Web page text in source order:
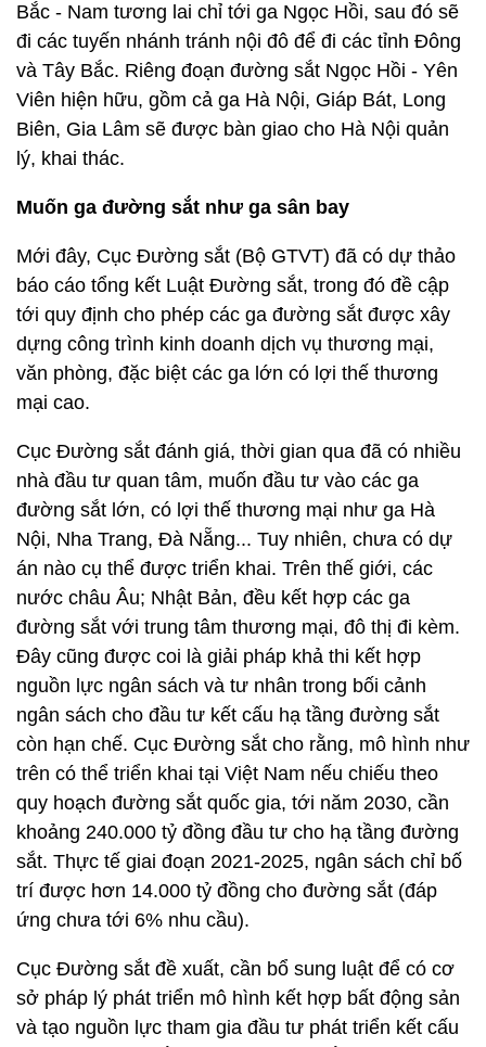
Bắc - Nam tương lai chỉ tới ga Ngọc Hồi, sau đó sẽ
đi các tuyến nhánh tránh nội đô để đi các tỉnh Đông
và Tây Bắc. Riêng đoạn đường sắt Ngọc Hồi - Yên
Viên hiện hữu, gồm cả ga Hà Nội, Giáp Bát, Long
Biên, Gia Lâm sẽ được bàn giao cho Hà Nội quản
lý, khai thác.
Muốn ga đường sắt như ga sân bay
Mới đây, Cục Đường sắt (Bộ GTVT) đã có dự thảo
báo cáo tổng kết Luật Đường sắt, trong đó đề cập
tới quy định cho phép các ga đường sắt được xây
dựng công trình kinh doanh dịch vụ thương mại,
văn phòng, đặc biệt các ga lớn có lợi thế thương
mại cao.
Cục Đường sắt đánh giá, thời gian qua đã có nhiều
nhà đầu tư quan tâm, muốn đầu tư vào các ga
đường sắt lớn, có lợi thế thương mại như ga Hà
Nội, Nha Trang, Đà Nẵng... Tuy nhiên, chưa có dự
án nào cụ thể được triển khai. Trên thế giới, các
nước châu Âu; Nhật Bản, đều kết hợp các ga
đường sắt với trung tâm thương mại, đô thị đi kèm.
Đây cũng được coi là giải pháp khả thi kết hợp
nguồn lực ngân sách và tư nhân trong bối cảnh
ngân sách cho đầu tư kết cấu hạ tầng đường sắt
còn hạn chế. Cục Đường sắt cho rằng, mô hình như
trên có thể triển khai tại Việt Nam nếu chiếu theo
quy hoạch đường sắt quốc gia, tới năm 2030, cần
khoảng 240.000 tỷ đồng đầu tư cho hạ tầng đường
sắt. Thực tế giai đoạn 2021-2025, ngân sách chỉ bố
trí được hơn 14.000 tỷ đồng cho đường sắt (đáp
ứng chưa tới 6% nhu cầu).
Cục Đường sắt đề xuất, cần bổ sung luật để có cơ
sở pháp lý phát triển mô hình kết hợp bất động sản
và tạo nguồn lực tham gia đầu tư phát triển kết cấu